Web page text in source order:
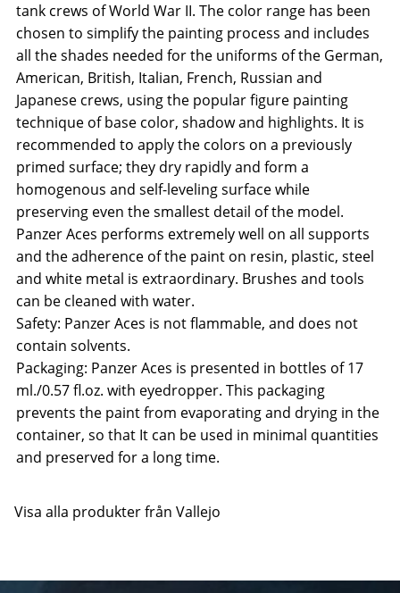
tank crews of World War II. The color range has been
chosen to simplify the painting process and includes
all the shades needed for the uniforms of the German,
American, British, Italian, French, Russian and
Japanese crews, using the popular figure painting
technique of base color, shadow and highlights. It is
recommended to apply the colors on a previously
primed surface; they dry rapidly and form a
homogenous and self-leveling surface while
preserving even the smallest detail of the model.
Panzer Aces performs extremely well on all supports
and the adherence of the paint on resin, plastic, steel
and white metal is extraordinary. Brushes and tools
can be cleaned with water.
Safety: Panzer Aces is not flammable, and does not
contain solvents.
Packaging: Panzer Aces is presented in bottles of 17
ml./0.57 fl.oz. with eyedropper. This packaging
prevents the paint from evaporating and drying in the
container, so that It can be used in minimal quantities
and preserved for a long time.
Visa alla produkter från Vallejo